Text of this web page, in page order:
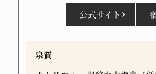
公式サイト
泉質